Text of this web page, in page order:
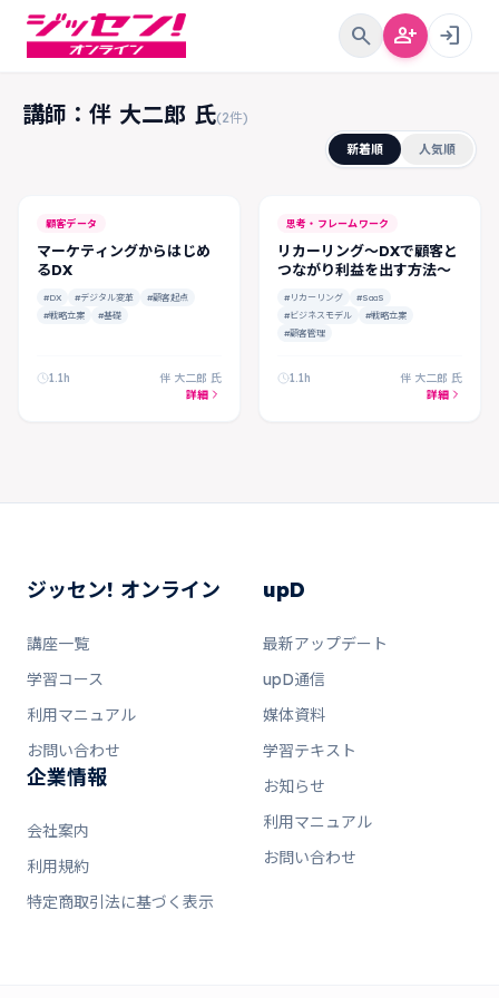
search person_add login
講師：伴 大二郎 氏(2件)
新着順 人気順
顧客データ
マーケティングからはじめ
るDX
#DX #デジタル変革
#顧客起点
#戦略立案
#基礎
1.1h
伴 大二郎 氏
詳細
思考・フレームワーク
リカーリング～DXで顧客と
つながり利益を出す方法～
#リカーリング
#SaaS
#ビジネスモデル
#戦略立案
#顧客管理
1.1h
伴 大二郎 氏
詳細
ジッセン! オンライン
講座一覧
学習コース
利用マニュアル
お問い合わせ
企業情報
会社案内
利用規約
特定商取引法に基づく表示
upD
最新アップデート
upD通信
媒体資料
学習テキスト
お知らせ
利用マニュアル
お問い合わせ